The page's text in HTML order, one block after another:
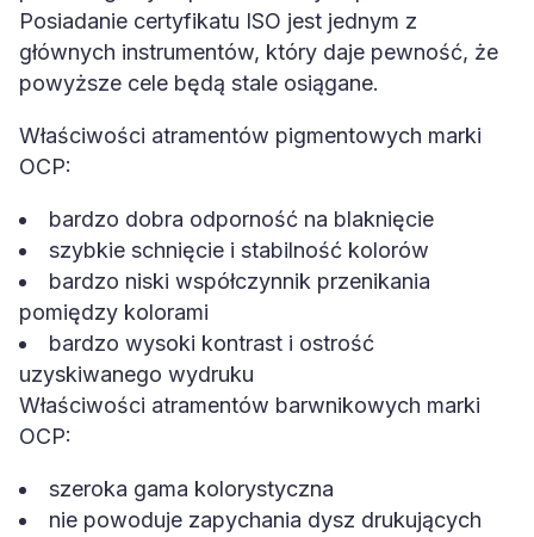
Posiadanie certyfikatu ISO jest jednym z
głównych instrumentów, który daje pewność, że
powyższe cele będą stale osiągane.
Właściwości atramentów pigmentowych marki
OCP:
bardzo dobra odporność na blaknięcie
szybkie schnięcie i stabilność kolorów
bardzo niski współczynnik przenikania
pomiędzy kolorami
bardzo wysoki kontrast i ostrość
uzyskiwanego wydruku
Właściwości atramentów barwnikowych marki
OCP:
szeroka gama kolorystyczna
nie powoduje zapychania dysz drukujących